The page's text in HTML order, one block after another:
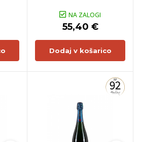
NA ZALOGI
55,40 €
Dodaj v košarico